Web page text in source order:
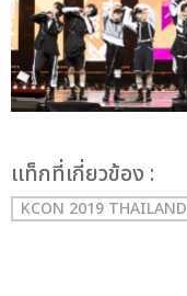
เเท็กที่เกี่ยวข้อง :
KCON 2019 THAILAND